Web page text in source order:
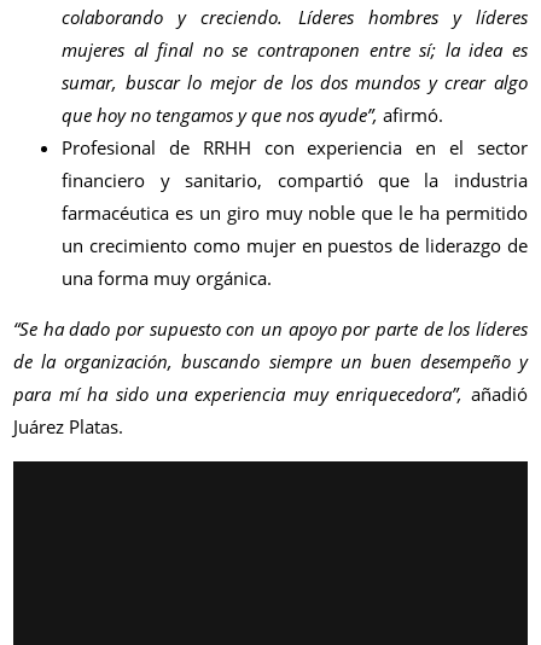
colaborando y creciendo. Líderes hombres y líderes
mujeres al final no se contraponen entre sí; la idea es
sumar, buscar lo mejor de los dos mundos y crear algo
que hoy no tengamos y que nos ayude”, afirmó.
Profesional de RRHH con experiencia en el sector
financiero y sanitario, compartió que la industria
farmacéutica es un giro muy noble que le ha permitido
un crecimiento como mujer en puestos de liderazgo de
una forma muy orgánica.
“Se ha dado por supuesto con un apoyo por parte de los líderes
de la organización, buscando siempre un buen desempeño y
para mí ha sido una experiencia muy enriquecedora”, añadió
Juárez Platas.